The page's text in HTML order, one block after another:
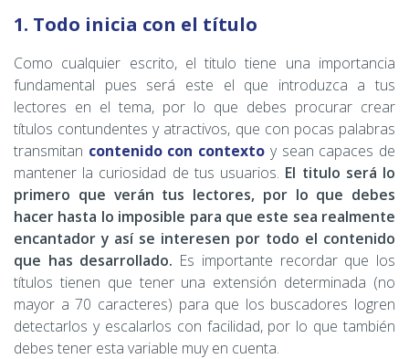
1. Todo inicia con el título
Como cualquier escrito, el titulo tiene una importancia
fundamental pues será este el que introduzca a tus
lectores en el tema, por lo que debes procurar crear
títulos contundentes y atractivos, que con pocas palabras
transmitan contenido con contexto y sean capaces de
mantener la curiosidad de tus usuarios. El titulo será lo
primero que verán tus lectores, por lo que debes
hacer hasta lo imposible para que este sea realmente
encantador y así se interesen por todo el contenido
que has desarrollado. Es importante recordar que los
títulos tienen que tener una extensión determinada (no
mayor a 70 caracteres) para que los buscadores logren
detectarlos y escalarlos con facilidad, por lo que también
debes tener esta variable muy en cuenta.